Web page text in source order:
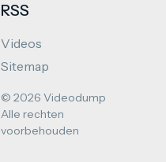
RSS
Videos
Sitemap
© 2026 Videodump
Alle rechten
voorbehouden